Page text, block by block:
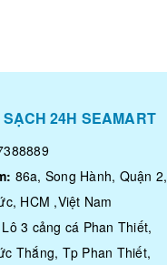
24H SEAMART
86a, Song Hành, Quận 2,
HCM ,Việt Nam
Lô 3 cảng cá Phan Thiết,
Thắng, Tp Phan Thiết,